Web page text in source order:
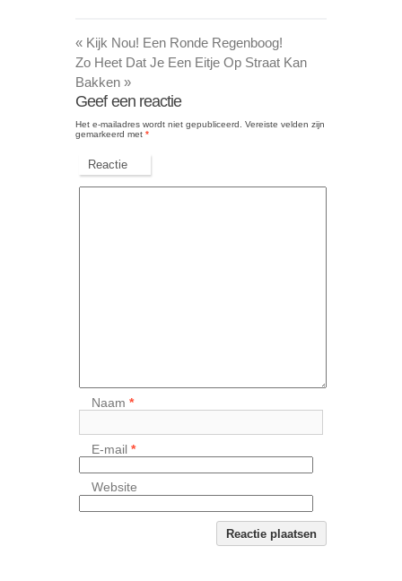
« Kijk Nou! Een Ronde Regenboog!
Zo Heet Dat Je Een Eitje Op Straat Kan
Bakken »
Geef een reactie
Het e-mailadres wordt niet gepubliceerd. Vereiste velden zijn
gemarkeerd met *
Reactie
Naam*
E-mail*
Website